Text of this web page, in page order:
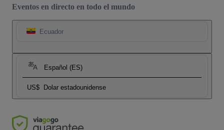
Eventos en directo en todo el mundo
Ecuador
Español (ES)
US$ Dolar estadounidense